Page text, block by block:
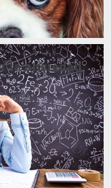
la ansiedad